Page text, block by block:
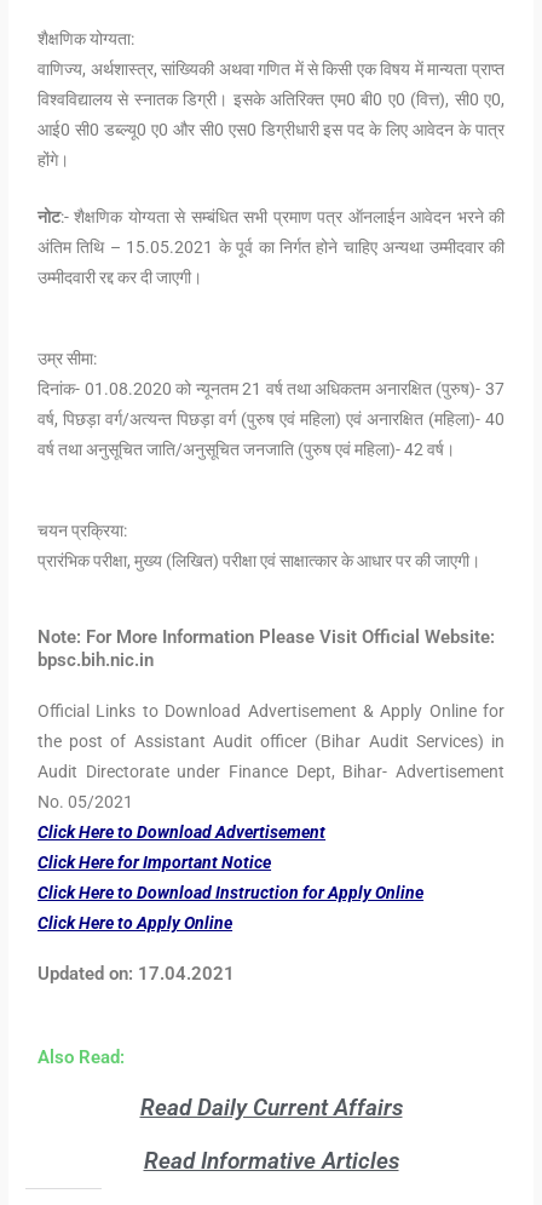
शैक्षणिक योग्यता:
वाणिज्य, अर्थशास्त्र, सांख्यिकी अथवा गणित में से किसी एक विषय में मान्यता प्राप्त
विश्वविद्यालय से स्नातक डिग्री। इसके अतिरिक्त एम0 बी0 ए0 (वित्त), सी0 ए0,
आई0 सी0 डब्ल्यू0 ए0 और सी0 एस0 डिग्रीधारी इस पद के लिए आवेदन के पात्र
होंगे।
नोट:- शैक्षणिक योग्यता से सम्बंधित सभी प्रमाण पत्र ऑनलाईन आवेदन भरने की
अंतिम तिथि – 15.05.2021 के पूर्व का निर्गत होने चाहिए अन्यथा उम्मीदवार की
उम्मीदवारी रद्द कर दी जाएगी।
उम्र सीमा:
दिनांक- 01.08.2020 को न्यूनतम 21 वर्ष तथा अधिकतम अनारक्षित (पुरुष)- 37
वर्ष, पिछड़ा वर्ग/अत्यन्त पिछड़ा वर्ग (पुरुष एवं महिला) एवं अनारक्षित (महिला)- 40
वर्ष तथा अनुसूचित जाति/अनुसूचित जनजाति (पुरुष एवं महिला)- 42 वर्ष।
चयन प्रक्रिया:
प्रारंभिक परीक्षा, मुख्य (लिखित) परीक्षा एवं साक्षात्कार के आधार पर की जाएगी।
Note: For More Information Please Visit Official Website:
bpsc.bih.nic.in
Official Links to Download Advertisement & Apply Online for
the post of Assistant Audit officer (Bihar Audit Services) in
Audit Directorate under Finance Dept, Bihar- Advertisement
No. 05/2021
Click Here to Download Advertisement
Click Here for Important Notice
Click Here to Download Instruction for Apply Online
Click Here to Apply Online
Updated on: 17.04.2021
Also Read:
Read Daily Current Affairs
Read Informative Articles